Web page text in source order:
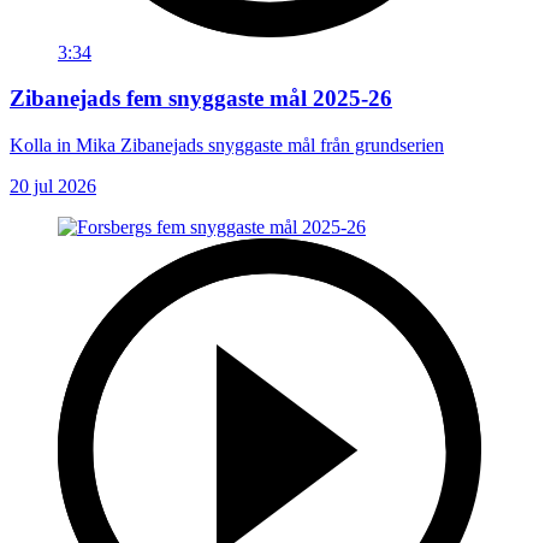
3:34
Zibanejads fem snyggaste mål 2025-26
Kolla in Mika Zibanejads snyggaste mål från grundserien
20 jul 2026